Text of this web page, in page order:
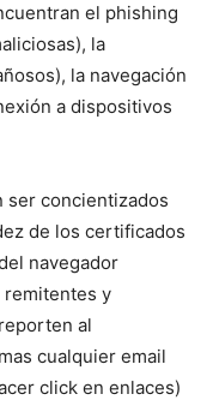
el phishing
la
la navegación
a dispositivos
ser concientizados
de los certificados
navegador
remitentes y
al
cualquier email
click en enlaces)